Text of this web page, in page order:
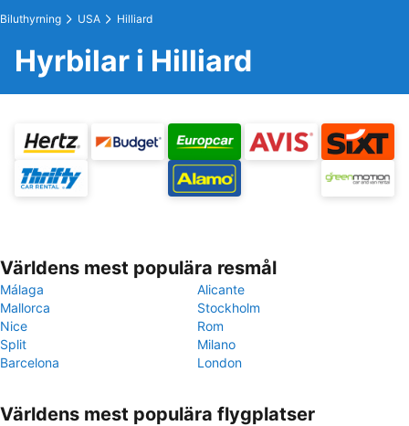
Biluthyrning USA Hilliard
Hyrbilar i Hilliard
Världens mest populära resmål
Málaga
Alicante
Mallorca
Stockholm
Nice
Rom
Split
Milano
Barcelona
London
Världens mest populära flygplatser